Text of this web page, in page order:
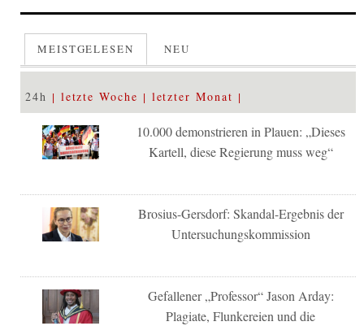
MEISTGELESEN NEU
24h letzte Woche letzter Monat
10.000 demonstrieren in Plauen: „Dieses
Kartell, diese Regierung muss weg“
Brosius-Gersdorf: Skandal-Ergebnis der
Untersuchungskommission
Gefallener „Professor“ Jason Arday:
Plagiate, Flunkereien und die